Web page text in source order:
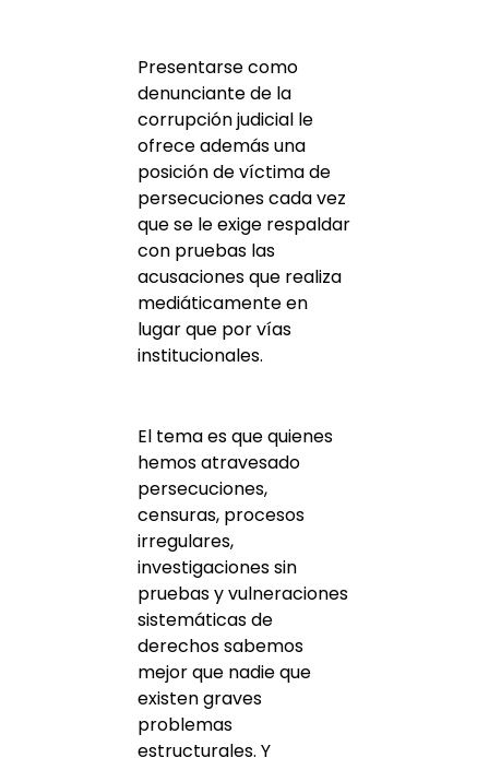
Presentarse como
denunciante de la
corrupción judicial le
ofrece además una
posición de víctima de
persecuciones cada vez
que se le exige respaldar
con pruebas las
acusaciones que realiza
mediáticamente en
lugar que por vías
institucionales.
El tema es que quienes
hemos atravesado
persecuciones,
censuras, procesos
irregulares,
investigaciones sin
pruebas y vulneraciones
sistemáticas de
derechos sabemos
mejor que nadie que
existen graves
problemas
estructurales. Y